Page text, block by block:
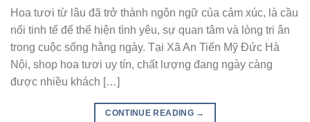
Hoa tươi từ lâu đã trở thành ngôn ngữ của cảm xúc, là cầu
nối tinh tế để thể hiện tình yêu, sự quan tâm và lòng tri ân
trong cuộc sống hằng ngày. Tại Xã An Tiến Mỹ Đức Hà
Nội, shop hoa tươi uy tín, chất lượng đang ngày càng
được nhiều khách […]
CONTINUE READING →